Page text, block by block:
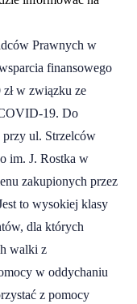
Prawnych w
finansowego
w związku ze
19. Do
ul. Strzelców
im. J. Rostka w
zakupionych przez
to wysokiej klasy
dla których
walki z
w oddychaniu
z pomocy